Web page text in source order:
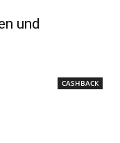
und
CASHBACK